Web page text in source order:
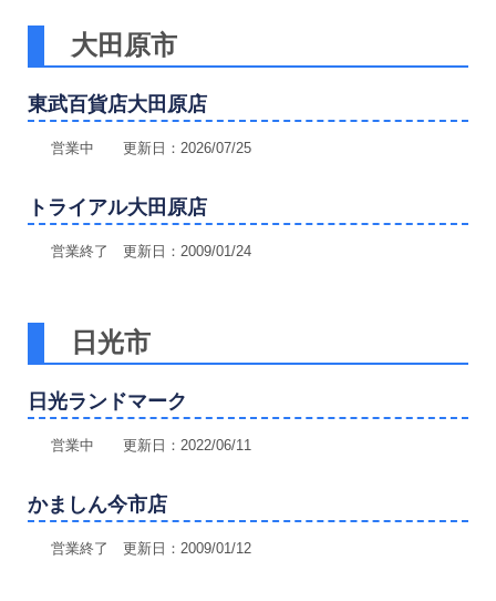
大田原市
東武百貨店大田原店
営業中 更新日：2026/07/25
トライアル大田原店
営業終了 更新日：2009/01/24
日光市
日光ランドマーク
営業中 更新日：2022/06/11
かましん今市店
営業終了 更新日：2009/01/12